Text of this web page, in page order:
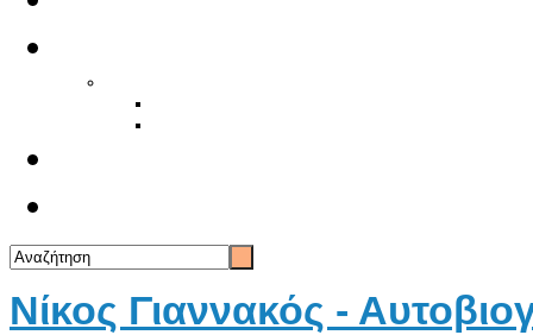
Νίκος Γιαννακός -